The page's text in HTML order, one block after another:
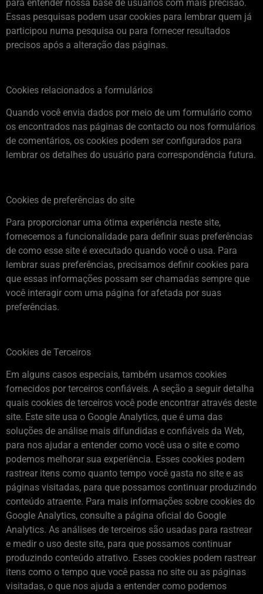
para entender nossa base de usuários com mais precisão.
Essas pesquisas podem usar cookies para lembrar quem já
participou numa pesquisa ou para fornecer resultados
precisos após a alteração das páginas.
Cookies relacionados a formulários
Quando você envia dados por meio de um formulário como
os encontrados nas páginas de contacto ou nos formulários
de comentários, os cookies podem ser configurados para
lembrar os detalhes do usuário para correspondência futura.
Cookies de preferências do site
Para proporcionar uma ótima experiência neste site,
fornecemos a funcionalidade para definir suas preferências
de como esse site é executado quando você o usa. Para
lembrar suas preferências, precisamos definir cookies para
que essas informações possam ser chamadas sempre que
você interagir com uma página for afetada por suas
preferências.
Cookies de Terceiros
Em alguns casos especiais, também usamos cookies
fornecidos por terceiros confiáveis. A seção a seguir detalha
quais cookies de terceiros você pode encontrar através deste
site. Este site usa o Google Analytics, que é uma das
soluções de análise mais difundidas e confiáveis ​​da Web,
para nos ajudar a entender como você usa o site e como
podemos melhorar sua experiência. Esses cookies podem
rastrear itens como quanto tempo você gasta no site e as
páginas visitadas, para que possamos continuar produzindo
conteúdo atraente. Para mais informações sobre cookies do
Google Analytics, consulte a página oficial do Google
Analytics. As análises de terceiros são usadas para rastrear
e medir o uso deste site, para que possamos continuar
produzindo conteúdo atrativo. Esses cookies podem rastrear
itens como o tempo que você passa no site ou as páginas
visitadas, o que nos ajuda a entender como podemos